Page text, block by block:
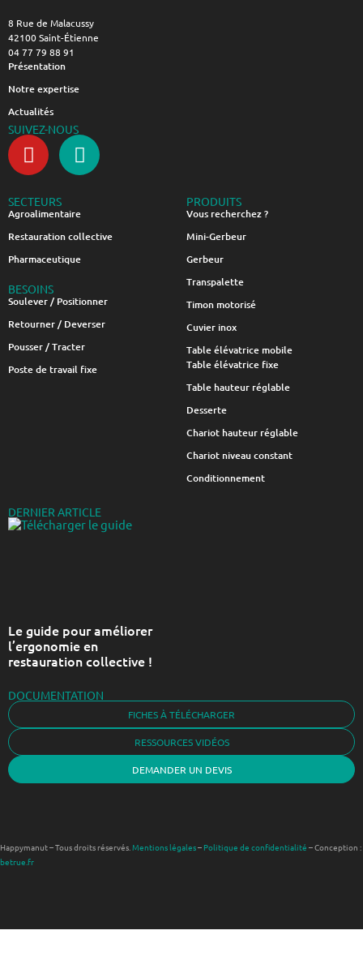
8 Rue de Malacussy
42100 Saint-Étienne
04 77 79 88 91
Présentation
Notre expertise
Actualités
SUIVEZ-NOUS
SECTEURS
Agroalimentaire
Restauration collective
Pharmaceutique
BESOINS
Soulever / Positionner
Retourner / Deverser
Pousser / Tracter
Poste de travail fixe
PRODUITS
Vous recherchez ?
Mini-Gerbeur
Gerbeur
Transpalette
Timon motorisé
Cuvier inox
Table élévatrice mobile
Table élévatrice fixe
Table hauteur réglable
Desserte
Chariot hauteur réglable
Chariot niveau constant
Conditionnement
DERNIER ARTICLE
Le guide pour améliorer
l’ergonomie en
restauration collective !
DOCUMENTATION
FICHES À TÉLÉCHARGER
RESSOURCES VIDÉOS
DEMANDER UN DEVIS
Happymanut – Tous droits réservés. Mentions légales– Politique de confidentialité – Conception :
betrue.fr